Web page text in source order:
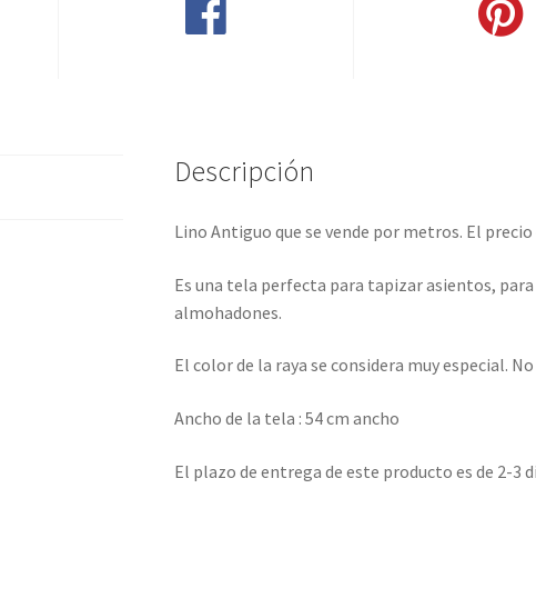
Descripción
Lino Antiguo que se vende por metros. El
Es una tela perfecta para tapizar asientos,
almohadones.
El color de la raya se considera muy especial.
Ancho de la tela : 54 cm ancho
El plazo de entrega de este producto es de 2-3